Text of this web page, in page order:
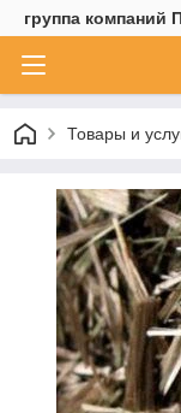
группа
Товары и